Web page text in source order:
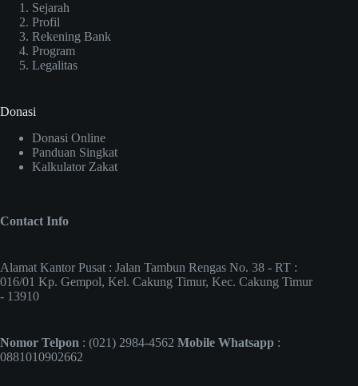
Sejarah
Profil
Rekening Bank
Program
Legalitas
Donasi
Donasi Online
Panduan Singkat
Kalkulator Zakat
Contact Info
Alamat Kantor Pusat : Jalan Tambun Rengas No. 38 - RT :
016/01 Kp. Gempol, Kel. Cakung Timur, Kec. Cakung Timur
- 13910
Nomor Telpon : (021) 2984-4562 Mobile Whatsapp :
0881010902662